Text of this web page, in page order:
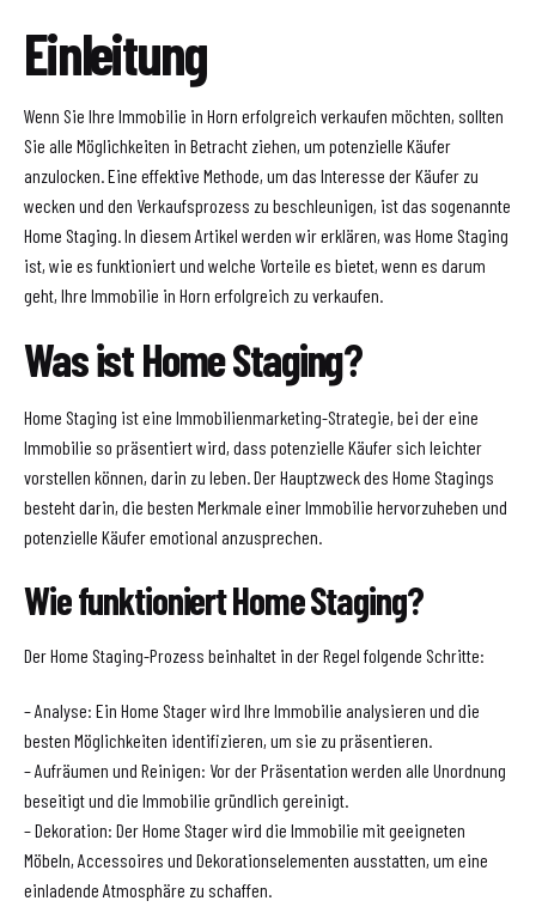
Einleitung
Wenn Sie Ihre Immobilie in Horn erfolgreich verkaufen möchten, sollten
Sie alle Möglichkeiten in Betracht ziehen, um potenzielle Käufer
anzulocken. Eine effektive Methode, um das Interesse der Käufer zu
wecken und den Verkaufsprozess zu beschleunigen, ist das sogenannte
Home Staging. In diesem Artikel werden wir erklären, was Home Staging
ist, wie es funktioniert und welche Vorteile es bietet, wenn es darum
geht, Ihre Immobilie in Horn erfolgreich zu verkaufen.
Was ist Home Staging?
Home Staging ist eine Immobilienmarketing-Strategie, bei der eine
Immobilie so präsentiert wird, dass potenzielle Käufer sich leichter
vorstellen können, darin zu leben. Der Hauptzweck des Home Stagings
besteht darin, die besten Merkmale einer Immobilie hervorzuheben und
potenzielle Käufer emotional anzusprechen.
Wie funktioniert Home Staging?
Der Home Staging-Prozess beinhaltet in der Regel folgende Schritte:
– Analyse: Ein Home Stager wird Ihre Immobilie analysieren und die
besten Möglichkeiten identifizieren, um sie zu präsentieren.
– Aufräumen und Reinigen: Vor der Präsentation werden alle Unordnung
beseitigt und die Immobilie gründlich gereinigt.
– Dekoration: Der Home Stager wird die Immobilie mit geeigneten
Möbeln, Accessoires und Dekorationselementen ausstatten, um eine
einladende Atmosphäre zu schaffen.